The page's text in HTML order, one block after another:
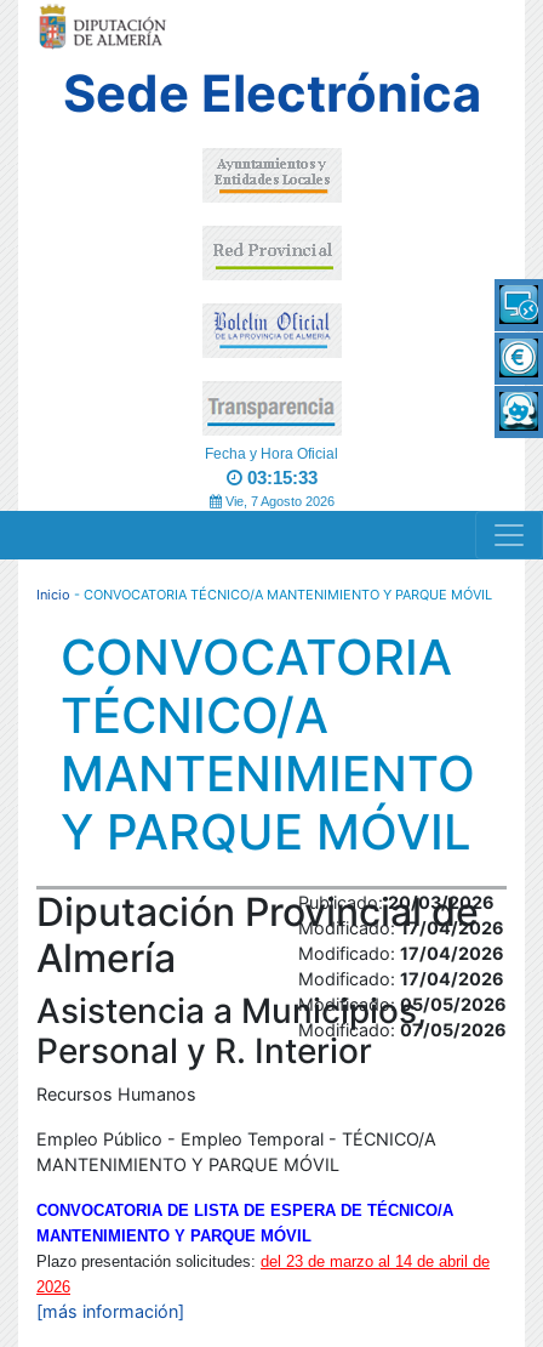
Sede Electrónica
Fecha y Hora Oficial
03:15:33
Vie, 7 Agosto 2026
MENÚ RESPONSIVE
Inicio - CONVOCATORIA TÉCNICO/A MANTENIMIENTO Y PARQUE MÓVIL
CONVOCATORIA
TÉCNICO/A
MANTENIMIENTO
Y PARQUE MÓVIL
Diputación Provincial de
Almería
Asistencia a Municipios,
Personal y R. Interior
Recursos Humanos
Empleo Público - Empleo Temporal - TÉCNICO/A
MANTENIMIENTO Y PARQUE MÓVIL
Publicado:20/03/2026
Modificado:17/04/2026
Modificado: 17/04/2026
Modificado: 17/04/2026
Modificado:05/05/2026
Modificado: 07/05/2026
CONVOCATORIA DE LISTA DE ESPERA DE TÉCNICO/A
MANTENIMIENTO Y PARQUE MÓVIL
Plazo presentación solicitudes: del 23 de marzo al 14 de abril de
2026
[más información]